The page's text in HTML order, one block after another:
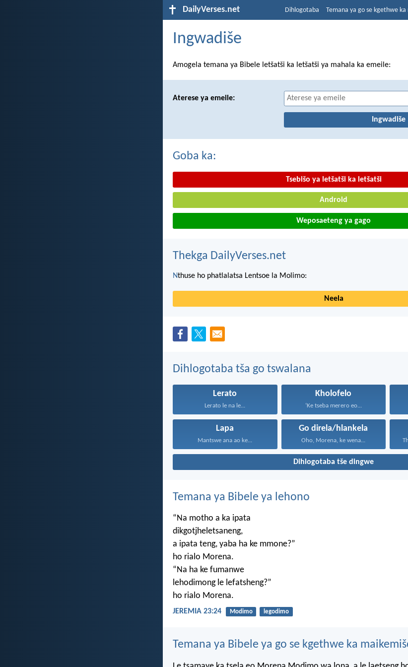
DailyVerses.net Dihlogotaba Temana ya go se kgethwe
Ingwadiše
Amogela temana ya Bibele letšatši ka letšatši ya mahala ka emeile:
Aterese ya emeile:
Goba ka:
Tsebišo ya letšatši ka letšatši
Android
Weposaeteng ya gago
Thekga DailyVerses.net
Nthuse ho phatlalatsa Lentsoe la Molimo:
Neela
Dihlogotaba tša go tswalana
Lerato
Lerato le na le...
Kholofelo
‘Ke tseba merero eo...
Lapa
Mantswe ana ao ke...
Go direla/hlankela
Oho, Morena, ke wena...
Dihlogotaba tše dingwe
Temana ya Bibele ya lehono
“Na motho a ka ipata
dikgotjheletsaneng,
a ipata teng, yaba ha ke mmone?”
ho rialo Morena.
“Na ha ke fumanwe
lehodimong le lefatsheng?”
ho rialo Morena.
JEREMIA 23:24 Modimo legodimo
Temana ya Bibele ya go se kgethwe ka